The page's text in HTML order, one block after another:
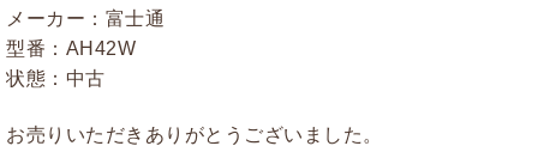
メーカー：富士通
型番：AH42W
状態：中古
お売りいただきありがとうございました。